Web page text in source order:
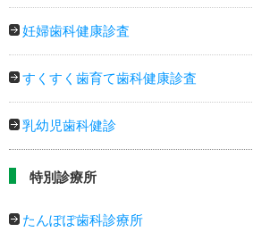
妊婦歯科健康診査
すくすく歯育て歯科健康診査
乳幼児歯科健診
特別診療所
たんぽぽ歯科診療所